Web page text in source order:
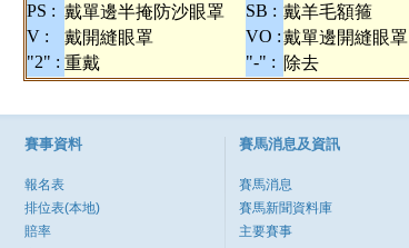
PS : 戴單邊半掩防沙眼罩 SB : 戴羊毛額箍
V :
戴開縫眼罩 VO :戴單邊開縫眼罩
"2" : 重戴 "-" : 除去
賽事資料
報名表
排位表(本地)
賠率
賽馬消息及資訊
賽馬消息
賽馬新聞資料庫
主要賽事